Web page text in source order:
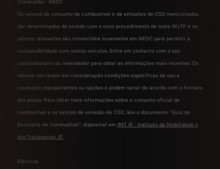
Combustão - NEDC
Os valores de consumo de combustível e de emissões de CO2 mencionados
são determinados de acordo com o novo procedimento de teste WLTP e os
valores relevantes são convertidos novamente em NEDC para permitir a
comparabilidade com outros veículos. Entre em contacto com o seu
concessionário ou revendedor para obter as informações mais recentes. Os
valores não levam em consideração condições específicas de uso e
condução, equipamentos ou opções e podem variar de acordo com o formato
dos pneus. Para obter mais informações sobre o consumo oficial de
combustível e os valores de emissão de CO2, leia o documento "Guia de
Economia de Combustível", disponível em IMT IP - Instituto da Mobilidade e
dos Transportes, IP.
Elétricos